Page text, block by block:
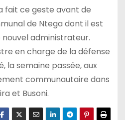
fait ce geste avant de
de Ntega dont il est
administrateur.
en charge de la défense
la semaine passée, aux
communautaire dans
et Busoni.